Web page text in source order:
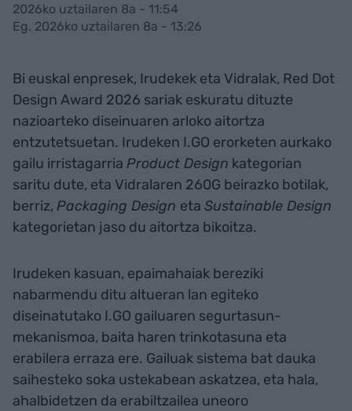
2026ko uztailaren 8a - 11:54
Eg. 2026ko uztailaren 8a - 13:26
Bi euskal enpresek, Irudekek eta Vidralak, Red Dot
Design Award 2026 sariak eskuratu dituzte
nazioarteko diseinuaren arloko aitortza
entzutetsuetan. Irudeken I.GO erorketen aurkako
gailu irristagarria Product Design kategorian
saritu dute, eta Vidralaren 260G beirazko botilak,
berriz, Packaging Design eta Sustainable Design
kategorietan jaso du aitortza bikoitza.
Irudeken kasuan, epaimahaiak bereziki
nabarmendu ditu altueran lan egiteko
diseinatutako I.GO gailuaren segurtasun-
mekanismoa, baita haren trinkotasuna eta
erabilera erraza ere. Gailuak sistema bat dauka
saihesteko soka ustekabean askatzea, eta hala,
ahalbidetzen da erabiltzailea uneoro